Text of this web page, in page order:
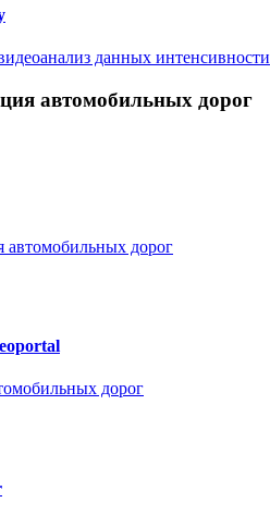
данных интенсивности
автомобильных дорог
автомобильных дорог
дорог